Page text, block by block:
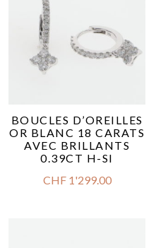
BOUCLES D’OREILLES
OR BLANC 18 CARATS
AVEC BRILLANTS
0.39CT H-SI
CHF1'299.00